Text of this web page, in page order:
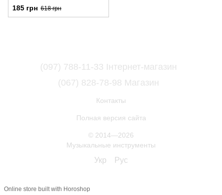
185 грн 618 грн
(097) 788-11-33 Інтернет-магазин
(067) 828-78-98 Магазин
Контакты
Полная версия сайта
© 2014—2026
Музыкальные инструменты
Укр Рус
Online store built with Horoshop